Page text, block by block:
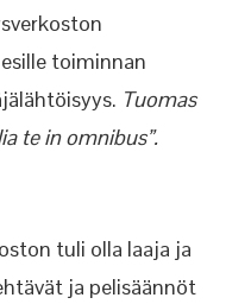
toiminnan
Tuomas
te in omnibus”.
tuli olla laaja ja
ja pelisäännöt